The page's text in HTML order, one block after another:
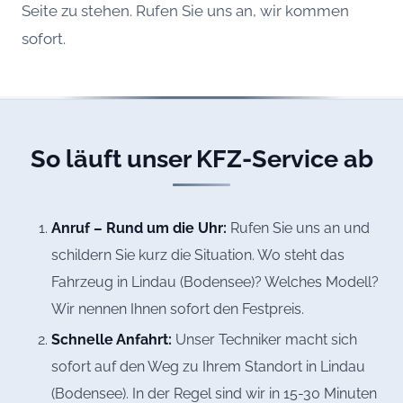
Seite zu stehen. Rufen Sie uns an, wir kommen
sofort.
So läuft unser KFZ-Service ab
Anruf – Rund um die Uhr: Rufen Sie uns an und
schildern Sie kurz die Situation. Wo steht das
Fahrzeug in Lindau (Bodensee)? Welches Modell?
Wir nennen Ihnen sofort den Festpreis.
Schnelle Anfahrt: Unser Techniker macht sich
sofort auf den Weg zu Ihrem Standort in Lindau
(Bodensee). In der Regel sind wir in 15-30 Minuten